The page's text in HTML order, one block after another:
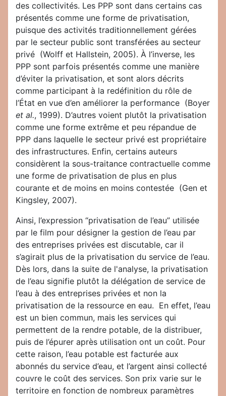
des collectivités. Les PPP sont dans certains cas
présentés comme une forme de privatisation,
puisque des activités traditionnellement gérées
par le secteur public sont transférées au secteur
privé (Wolff et Hallstein, 2005). À l’inverse, les
PPP sont parfois présentés comme une manière
d’éviter la privatisation, et sont alors décrits
comme participant à la redéfinition du rôle de
l’État en vue d’en améliorer la performance (Boyer
et al., 1999). D’autres voient plutôt la privatisation
comme une forme extrême et peu répandue de
PPP dans laquelle le secteur privé est propriétaire
des infrastructures. Enfin, certains auteurs
considèrent la sous-traitance contractuelle comme
une forme de privatisation de plus en plus
courante et de moins en moins contestée (Gen et
Kingsley, 2007).
Ainsi, l’expression “privatisation de l’eau” utilisée
par le film pour désigner la gestion de l’eau par
des entreprises privées est discutable, car il
s’agirait plus de la privatisation du service de l’eau.
Dès lors, dans la suite de l'analyse, la privatisation
de l’eau signifie plutôt la délégation de service de
l’eau à des entreprises privées et non la
privatisation de la ressource en eau. En effet, l’eau
est un bien commun, mais les services qui
permettent de la rendre potable, de la distribuer,
puis de l’épurer après utilisation ont un coût. Pour
cette raison, l’eau potable est facturée aux
abonnés du service d’eau, et l’argent ainsi collecté
couvre le coût des services. Son prix varie sur le
territoire en fonction de nombreux paramètres